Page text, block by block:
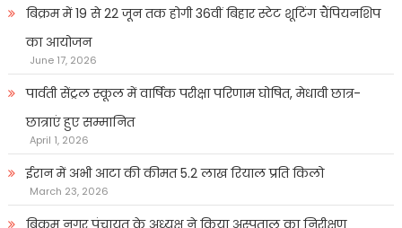
बिक्रम में 19 से 22 जून तक होगी 36वीं बिहार स्टेट शूटिंग चैंपियनशिप
का आयोजन
June 17, 2026
पार्वती सेंट्रल स्कूल में वार्षिक परीक्षा परिणाम घोषित, मेधावी छात्र-
छात्राएं हुए सम्मानित
April 1, 2026
ईरान में अभी आटा की कीमत 5.2 लाख रियाल प्रति किलो
March 23, 2026